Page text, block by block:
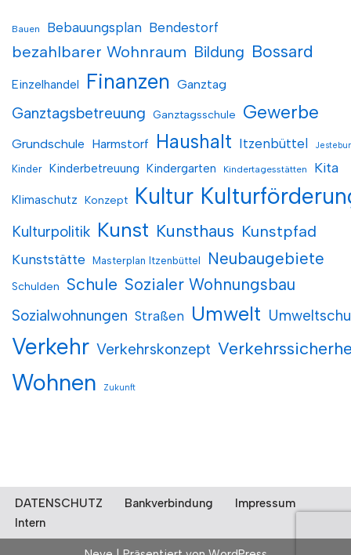
Bauen Bebauungsplan Bendestorf
bezahlbarer Wohnraum Bildung Bossard
Einzelhandel Finanzen Ganztag
Ganztagsbetreuung Ganztagsschule Gewerbe
Grundschule Harmstorf Haushalt Itzenbüttel
Kinder Kinderbetreuung Kindergarten Kindertagesstätten Kita
Klimaschutz Konzept Kultur
Kulturpolitik Kunst Kunsthaus Kunstpfad
Kunststätte Masterplan Itzenbüttel Neubaugebiete
Schulden Schule Sozialer Wohnungsbau
Sozialwohnungen Straßen Umwelt
Verkehr Verkehrskonzept
Wohnen Zukunft
DATENSCHUTZ Bankverbindung
Impressum
Intern